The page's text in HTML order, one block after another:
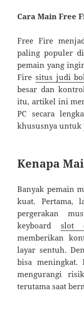
Cara Main Free
Free Fire
paling populer
pemain yang
Firesitus judi
besar dan
itu, artikel ini
PC secara
khususnya untuk
Kenapa
Banyak pemain
kuat. Pertama,
pergerakan
keyboardslot
memberikan
layar sentuh.
bisa
mengurangi
terutama saat